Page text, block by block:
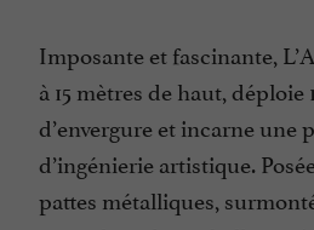
Imposante et fascinante,
à 15 mètres de haut, déploie
d’envergure et incarne une
d’ingénierie artistique.
pattes métalliques,